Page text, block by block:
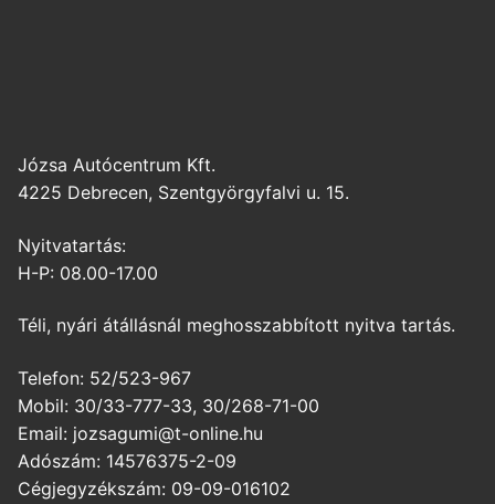
Józsa Autócentrum Kft.
4225 Debrecen, Szentgyörgyfalvi u. 15.
Nyitvatartás:
H-P: 08.00-17.00
Téli, nyári átállásnál meghosszabbított nyitva tartás.
Telefon: 52/523-967
Mobil: 30/33-777-33, 30/268-71-00
Email: jozsagumi@t-online.hu
Adószám: 14576375-2-09
Cégjegyzékszám: 09-09-016102